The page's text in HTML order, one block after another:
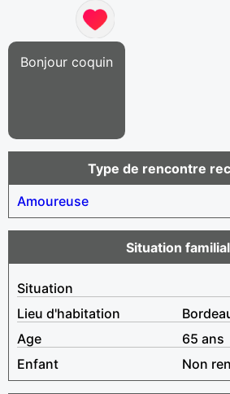
Bonjour coquin
Type de rencontre
Amoureuse
Situation
Situation
Lieu d'habitation
Age
65 ans
Enfant
Non